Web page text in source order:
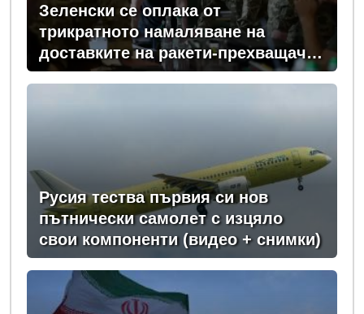
Зеленски се оплака от
трикратното намаляване на
доставките на ракети-прехващачи
от Запада за Киев
Русия тества първия си нов
пътнически самолет с изцяло
свои компоненти (видео + снимки)